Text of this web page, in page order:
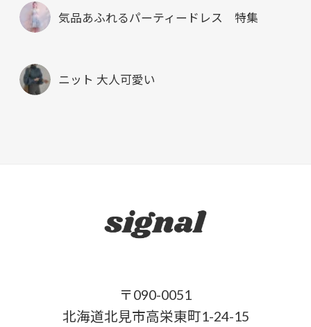
気品あふれるパーティードレス 特集
ニット 大人可愛い
〒090-0051
北海道北見市高栄東町1-24-15